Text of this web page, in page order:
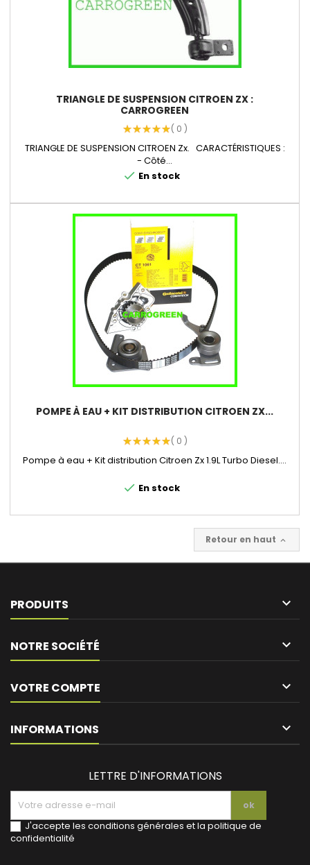
TRIANGLE DE SUSPENSION CITROEN ZX :
CARROGREEN
( 0 )
TRIANGLE DE SUSPENSION CITROEN Zx. CARACTÉRISTIQUES :
- Côté...
check En stock
POMPE À EAU + KIT DISTRIBUTION CITROEN ZX...
( 0 )
Pompe à eau + Kit distribution Citroen Zx 1.9L Turbo Diesel....
check En stock
Retour en haut 
PRODUITS 
NOTRE SOCIÉTÉ 
VOTRE COMPTE 
INFORMATIONS keyboard_arrow_down
LETTRE D'INFORMATIONS
J'accepte les conditions générales et la politique de
confidentialité